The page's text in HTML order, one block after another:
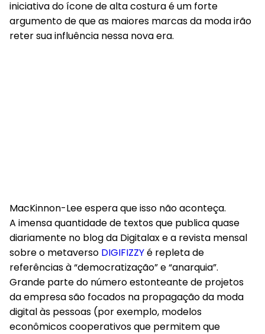
iniciativa do ícone de alta costura é um forte
argumento de que as maiores marcas da moda irão
reter sua influência nessa nova era.
MacKinnon-Lee espera que isso não aconteça.
A imensa quantidade de textos que publica quase
diariamente no blog da Digitalax e a revista mensal
sobre o metaverso DIGIFIZZYé repleta de
referências à “democratização” e “anarquia”.
Grande parte do número estonteante de projetos
da empresa são focados na propagação da moda
digital às pessoas (por exemplo, modelos
econômicos cooperativos que permitem que